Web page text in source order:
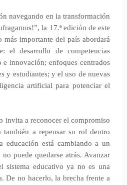
navegando en la transformación
la 17.ª edición de este
importante del país abordará
el desarrollo de competencias
innovación; enfoques centrados
y estudiantes; y el uso de nuevas
artificial para potenciar el
invita a reconocer el compromiso
también a repensar su rol dentro
educación está cambiando a un
puede quedarse atrás. Avanzar
sistema educativo ya no es una
De no hacerlo, la brecha frente a